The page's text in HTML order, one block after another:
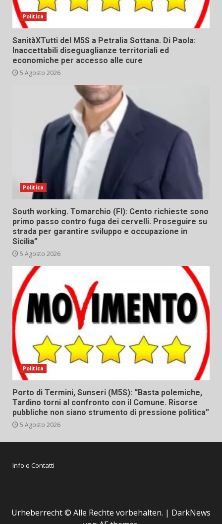
Politica
SanitàXTutti del M5S a Petralia Sottana. Di Paola:
Inaccettabili diseguaglianze territoriali ed
economiche per accesso alle cure
5 Agosto 2026
Politica
South working. Tomarchio (FI): Cento richieste sono
primo passo contro fuga dei cervelli. Proseguire su
strada per garantire sviluppo e occupazione in
Sicilia”
5 Agosto 2026
Politica
Porto di Termini, Sunseri (M5S): “Basta polemiche,
Tardino torni al confronto con il Comune. Risorse
pubbliche non siano strumento di pressione politica”
5 Agosto 2026
Info e Contatti
Urheberrecht © Alle Rechte vorbehalten. | DarkNews